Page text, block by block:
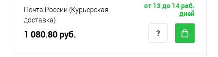
Почта России (Курьерская
доставка)
1 080.80 руб.
от 13 до 14 раб.
дней